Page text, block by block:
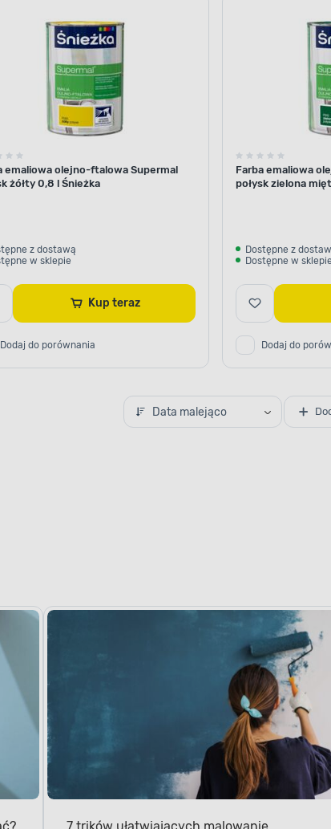
emaliowa olejno-ftalowa Supermal
żółty 0,8 l Śnieżka
z dostawą
w sklepie
Kup teraz
Dodaj do porównania
Farba emaliowa
połysk zielona
Dostępne z
Dostępne w sklepie
Dodaj do
Data malejąco